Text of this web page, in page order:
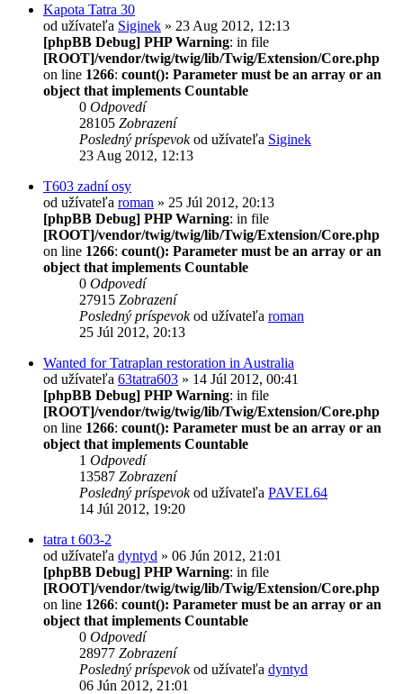
Kapota Tatra 30
od užívateľa Siginek » 23 Aug 2012, 12:13
[phpBB Debug] PHP Warning: in file
[ROOT]/vendor/twig/twig/lib/Twig/Extension/Core.php
on line 1266: count(): Parameter must be an array or an
object that implements Countable
0 Odpovedí
28105 Zobrazení
Posledný príspevokod užívateľa Siginek
23 Aug 2012, 12:13
T603 zadní osy
od užívateľa roman » 25 Júl 2012, 20:13
[phpBB Debug] PHP Warning: in file
[ROOT]/vendor/twig/twig/lib/Twig/Extension/Core.php
on line 1266: count(): Parameter must be an array or an
object that implements Countable
0 Odpovedí
27915 Zobrazení
Posledný príspevokod užívateľa roman
25 Júl 2012, 20:13
Wanted for Tatraplan restoration in Australia
od užívateľa 63tatra603 » 14 Júl 2012, 00:41
[phpBB Debug] PHP Warning: in file
[ROOT]/vendor/twig/twig/lib/Twig/Extension/Core.php
on line 1266: count(): Parameter must be an array or an
object that implements Countable
1 Odpovedí
13587 Zobrazení
Posledný príspevokod užívateľa PAVEL64
14 Júl 2012, 19:20
tatra t 603-2
od užívateľa dyntyd » 06 Jún 2012, 21:01
[phpBB Debug] PHP Warning: in file
[ROOT]/vendor/twig/twig/lib/Twig/Extension/Core.php
on line 1266: count(): Parameter must be an array or an
object that implements Countable
0 Odpovedí
28977 Zobrazení
Posledný príspevokod užívateľa dyntyd
06 Jún 2012, 21:01